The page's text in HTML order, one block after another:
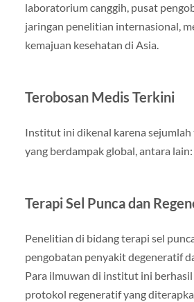
laboratorium canggih, pusat
jaringan penelitian internasional,
kemajuan kesehatan di Asia.
Terobosan Medis Terkini
Institut ini dikenal karena
yang berdampak global, antara lain:
Terapi Sel Punca dan
Penelitian di bidang terapi sel
pengobatan penyakit degeneratif
Para ilmuwan di institut ini
protokol regeneratif yang